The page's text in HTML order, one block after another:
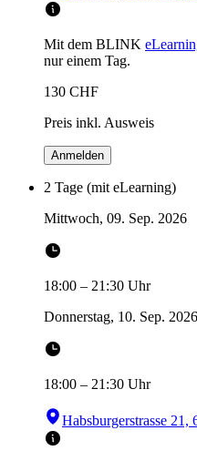
Mit dem BLINK
nur einem Tag.
130 CHF
Preis inkl. Ausweis
Anmelden
2 Tage (mit eLearning)
Mittwoch, 09. Sep. 2026
18:00 – 21:30 Uhr
Donnerstag, 10. Sep. 2026
18:00 – 21:30 Uhr
Habsburgerstrasse 21,